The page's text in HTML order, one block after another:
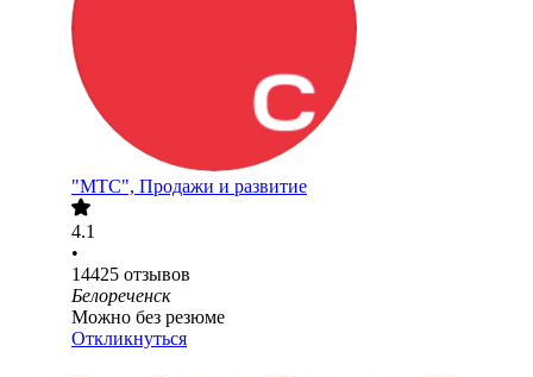
"МТС", Продажи и развитие
4.1
•
14425 отзывов
Белореченск
Можно без резюме
Откликнуться